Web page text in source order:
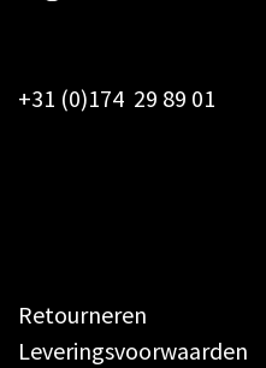
+31 (0)174 29 89 01
Retourneren
Leveringsvoorwaarden